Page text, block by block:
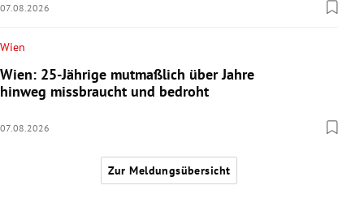
07.08.2026
Wien
Wien: 25-Jährige mutmaßlich über Jahre
hinweg missbraucht und bedroht
07.08.2026
Zur Meldungsübersicht